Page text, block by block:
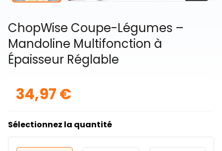
ChopWise Coupe-Légumes –
Mandoline Multifonction à
Épaisseur Réglable
34,97 €
Sélectionnez la quantité